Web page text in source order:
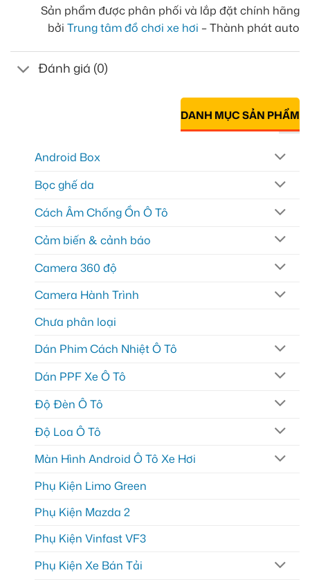
Sản phẩm được phân phối và lắp đặt chính hãng
bởi Trung tâm đồ chơi xe hơi – Thành phát auto
Đánh giá (0)
DANH MỤC SẢN PHẨM
Android Box
Bọc ghế da
Cách Âm Chống Ồn Ô Tô
Cảm biến & cảnh báo
Camera 360 độ
Camera Hành Trình
Chưa phân loại
Dán Phim Cách Nhiệt Ô Tô
Dán PPF Xe Ô Tô
Độ Đèn Ô Tô
Độ Loa Ô Tô
Màn Hình Android Ô Tô Xe Hơi
Phụ Kiện Limo Green
Phụ Kiện Mazda 2
Phụ Kiện Vinfast VF3
Phụ Kiện Xe Bán Tải